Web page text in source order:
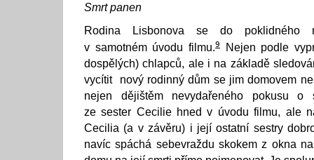
Smrt panen
Rodina Lisbonova se do poklidného
v samotném úvodu filmu.9
Nejen podle
dospělých) chlapců, ale i na základě
vycítit nový rodinný dům se jim domovem
nejen dějištěm nevydařeného pokusu o
ze sester Cecilie hned v úvodu filmu, ale
Cecilia (a v závěru) i její ostatní sestry
navíc spáchá sebevraždu skokem z okna